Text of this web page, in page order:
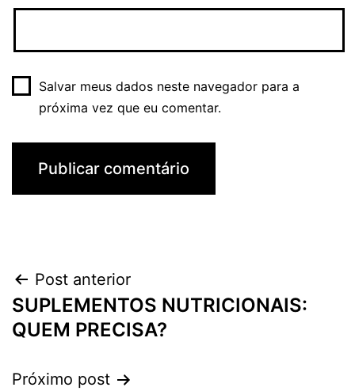
Salvar meus dados neste navegador para a
próxima vez que eu comentar.
Navegação
de
Post anterior
SUPLEMENTOS NUTRICIONAIS:
QUEM PRECISA?
Próximo post